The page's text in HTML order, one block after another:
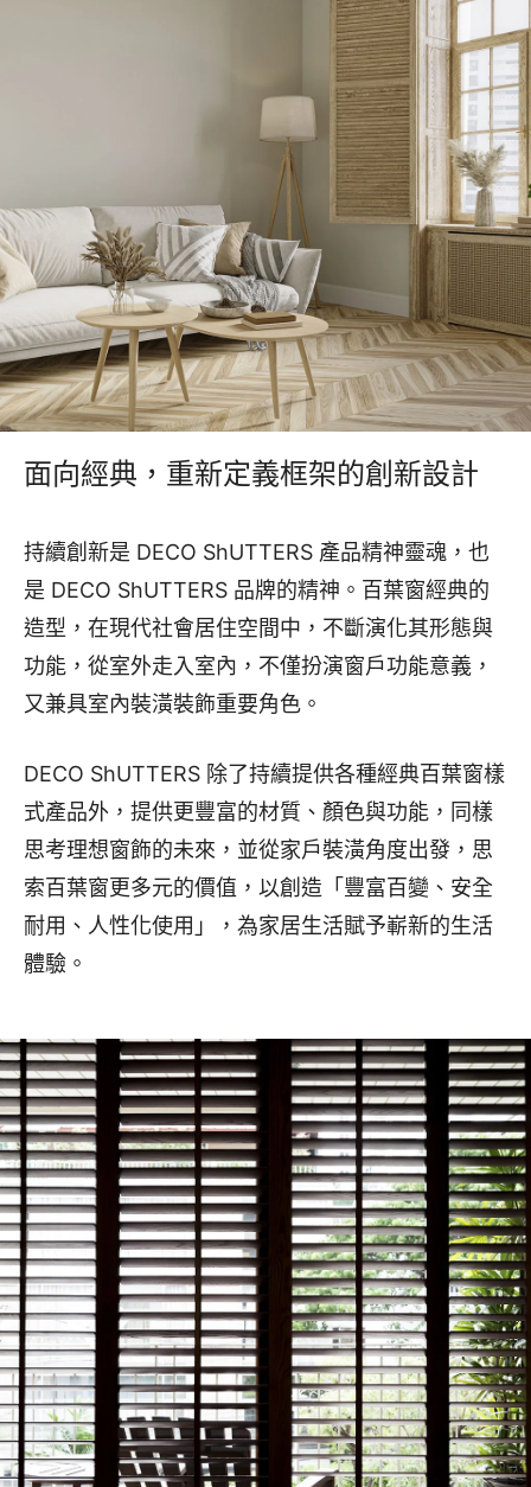
面向經典，重新定義框架的創新設計
持續創新是 DECO ShUTTERS 產品精神靈魂，也
是 DECO ShUTTERS 品牌的精神。百葉窗經典的
造型，在現代社會居住空間中，不斷演化其形態與
功能，從室外走入室內，不僅扮演窗戶功能意義，
又兼具室內裝潢裝飾重要角色。
DECO ShUTTERS 除了持續提供各種經典百葉窗樣
式產品外，提供更豐富的材質、顏色與功能，同樣
思考理想窗飾的未來，並從家戶裝潢角度出發，思
索百葉窗更多元的價值，以創造「豐富百變、安全
耐用、人性化使用」，為家居生活賦予嶄新的生活
體驗。